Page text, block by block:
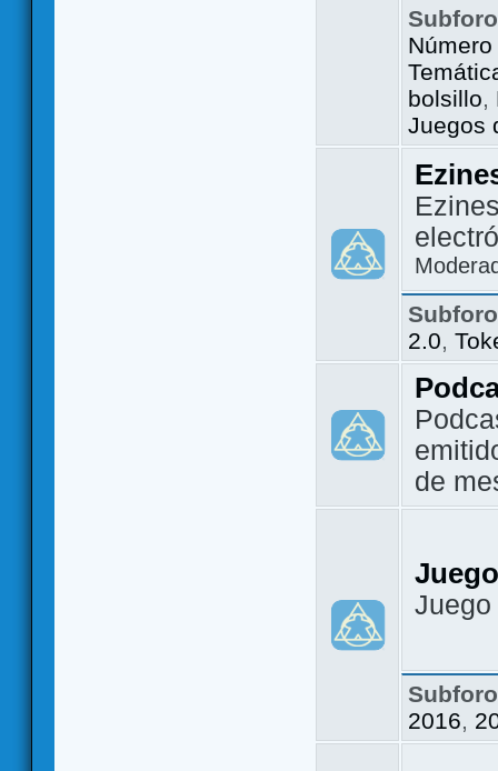
bolsillo,
Juegos
2.0,
de
2016,